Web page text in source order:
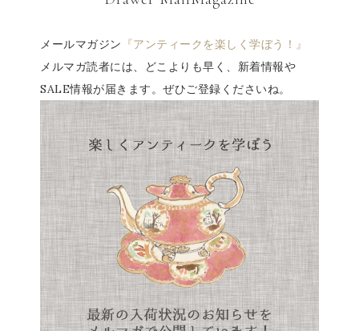
メールマガジン 『アンティークを楽しく学ぼう！』
メルマガ読者には、どこよりも早く、新着情報や
SALE情報が届きます。ぜひご登録くださいね。